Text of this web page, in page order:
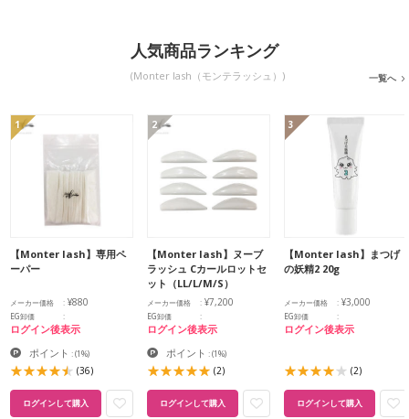
人気商品ランキング
(Monter lash（モンテラッシュ）) 一覧へ
1
【Monter lash】専用ペ
ーパー
メーカー価格 ¥880
EG卸価
ログイン後表示
ポイント :(1%)
(36)
ログインして購入
2
【Monter lash】ヌーブ
ラッシュ Cカールロットセ
ット（LL/L/M/S）
メーカー価格 ¥7,200
EG卸価
ログイン後表示
ポイント :(1%)
(2)
ログインして購入
3
【Monter lash】まつげ
の妖精2 20g
メーカー価格 ¥3,000
EG卸価
ログイン後表示
(2)
ログインして購入